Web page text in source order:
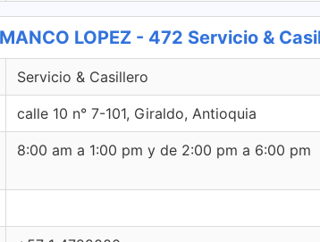
LOPEZ - 472 Servicio &
Servicio & Casillero
calle 10 n° 7-101, Giraldo, Antioquia
8:00 am a 1:00 pm y de 2:00 pm a 6:00 pm